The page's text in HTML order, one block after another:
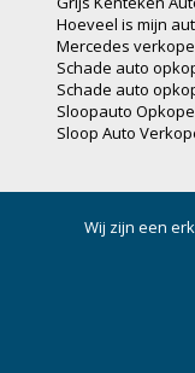
Hoeveel is mijn
Mercedes
Schade auto
Schade auto
Sloopauto
Sloop Auto
Wij zijn een